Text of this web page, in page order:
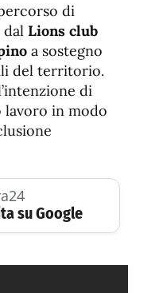
di
Lions club
a sostegno
del territorio.
di
lavoro in modo
su Google